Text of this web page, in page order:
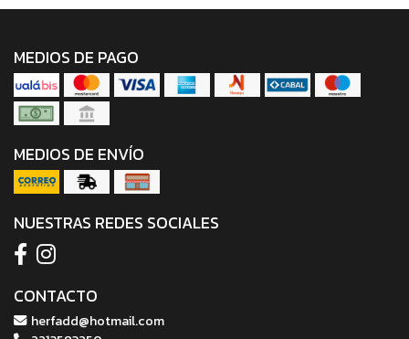
MEDIOS DE PAGO
MEDIOS DE ENVÍO
NUESTRAS REDES SOCIALES
CONTACTO
herfadd@hotmail.com